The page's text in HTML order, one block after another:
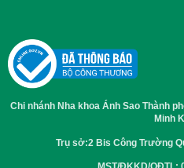
Chi nhánh Nha khoa Ánh Sao Thành
Minh
Trụ sở:2 Bis Công Trường